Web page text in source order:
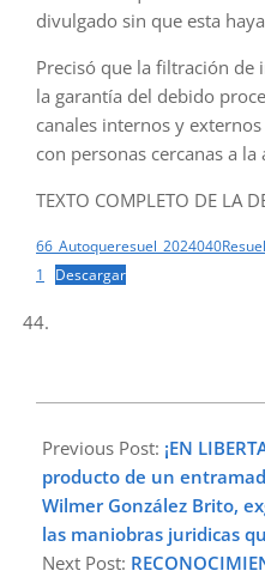
divulgado sin que esta
Precisó que la filtración
la garantía del debido
canales internos y
con personas cercanas a
TEXTO COMPLETO DE LA
1
Descargar
06-
29
Previous Post: ¡EN
producto de un
Wilmer González Brito,
las maniobras juridicas
Next Post: